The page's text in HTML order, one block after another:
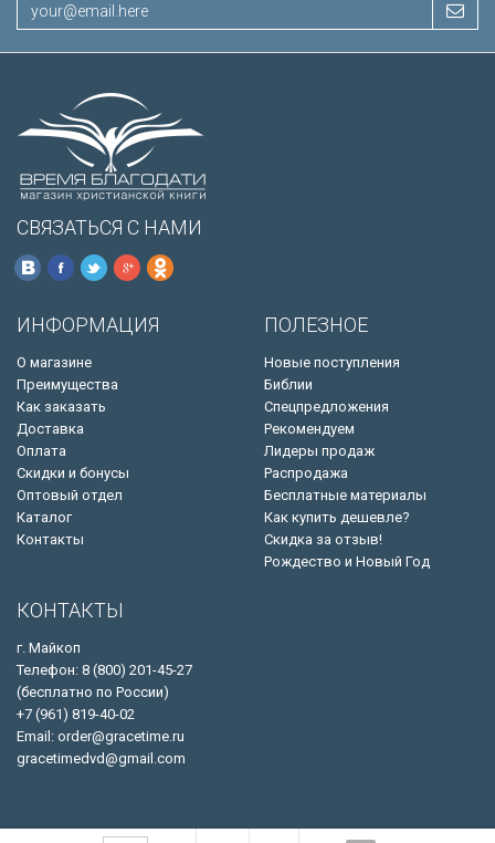
СВЯЗАТЬСЯ С НАМИ
ИНФОРМАЦИЯ
О магазине
Преимущества
Как заказать
Доставка
Оплата
Скидки и бонусы
Оптовый отдел
Каталог
Контакты
ПОЛЕЗНОЕ
Новые поступления
Библии
Спецпредложения
Рекомендуем
Лидеры продаж
Распродажа
Бесплатные материалы
Как купить дешевле?
Скидка за отзыв!
Рождество и Новый Год
КОНТАКТЫ
г. Майкоп
Телефон: 8 (800) 201-45-27
(бесплатно по России)
+7 (961) 819-40-02
Email: order@gracetime.ru
gracetimedvd@gmail.com